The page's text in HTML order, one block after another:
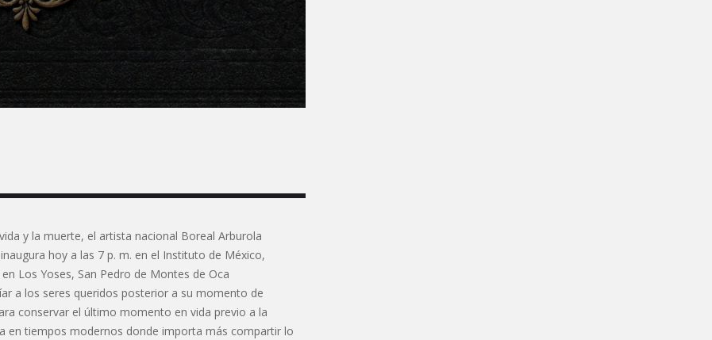
y la muerte, el artista nacional Boreal Arburola
hoy a las 7 p. m. en el Instituto de México,
Los Yoses, San Pedro de Montes de Oca
a los seres queridos posterior a su momento de
conservar el último momento en vida previo a la
en tiempos modernos donde importa más compartir lo